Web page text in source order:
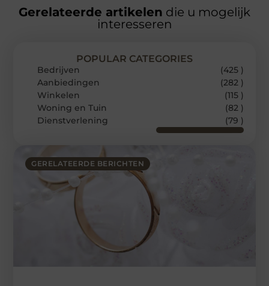
Gerelateerde artikelen die u mogelijk
interesseren
GERELATEERDE BERICHTEN
POPULAR CATEGORIES
Bedrijven
(425 )
Aanbiedingen
(282 )
Winkelen
(115 )
Woning en Tuin
(82 )
Dienstverlening
(79 )